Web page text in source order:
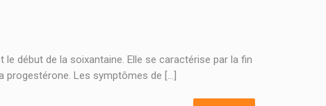
début de la soixantaine. Elle se caractérise par la fin
progestérone. Les symptômes de […]